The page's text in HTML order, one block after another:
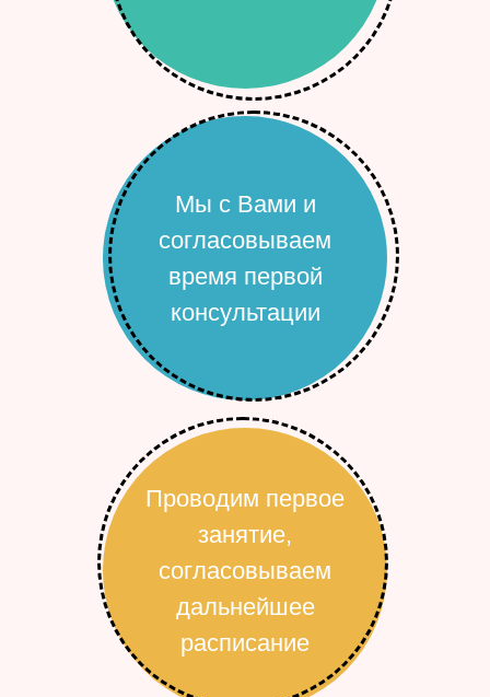
Мы с Вами и
согласовываем
время первой
консультации
Проводим первое
занятие,
согласовываем
дальнейшее
расписание